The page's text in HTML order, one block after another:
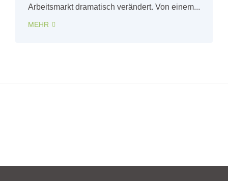
Arbeitsmarkt dramatisch verändert. Von einem...
MEHR